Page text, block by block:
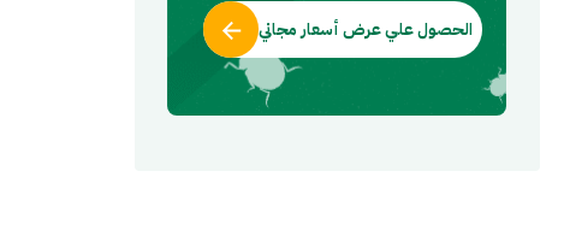
الحصول علي عرض أسعار مجاني